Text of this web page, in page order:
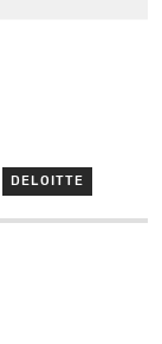
DELOITTE